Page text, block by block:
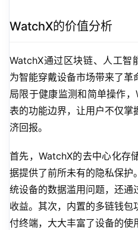
WatchX的价值分析
WatchX通过区块链、人工智
为智能穿戴设备市场带来了
局限于健康监测和简单操作
表的功能边界，让用户不仅
济回报。
首先，WatchX的去中心化存
据提供了前所未有的隐私保
统设备的数据滥用问题，还
收益。其次，内置的多链钱
付终端，大大丰富了设备的使